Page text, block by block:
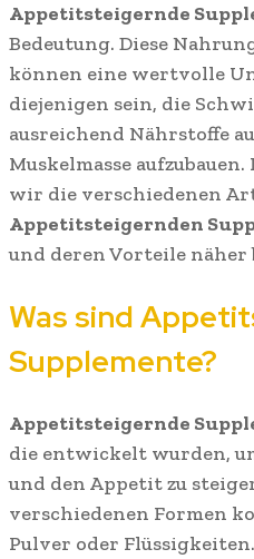
Appetitsteigernde
Bedeutung. Diese
können eine wertvolle
diejenigen sein, die
ausreichend Nährstoffe
Muskelmasse
wir die verschiedenen
Appetitsteigernden
und deren Vorteile näher
Was sind
Supplemente?
Appetitsteigernde
die entwickelt wurden,
und den Appetit zu
verschiedenen Formen
Pulver oder